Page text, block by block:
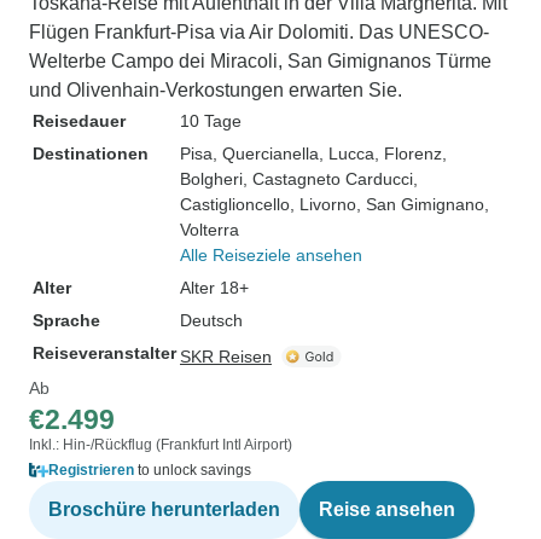
Flügen Frankfurt-Pisa via Air Dolomiti. Das UNESCO-
Welterbe Campo dei Miracoli, San Gimignanos Türme
und Olivenhain-Verkostungen erwarten Sie.
Reisedauer
10 Tage
Destinationen
Pisa , Quercianella , Lucca , Florenz
Bolgheri , Castagneto Carducci
Castiglioncello , Livorno , San Gimignano
Volterra
Alle Reiseziele ansehen
Alter
Alter 18+
Sprache
Deutsch
ReiseveranstalterSKR Reisen
Ab
€2.499
Inkl.: Hin-/Rückflug (Frankfurt Intl Airport)
Registrieren to unlock savings
Broschüre herunterladen Reise ansehen